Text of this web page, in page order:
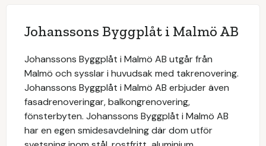
Johanssons Byggplåt i Malmö AB
Johanssons Byggplåt i Malmö AB utgår från
Malmö och sysslar i huvudsak med takrenovering.
Johanssons Byggplåt i Malmö AB erbjuder även
fasadrenoveringar, balkongrenovering,
fönsterbyten. Johanssons Byggplåt i Malmö AB
har en egen smidesavdelning där dom utför